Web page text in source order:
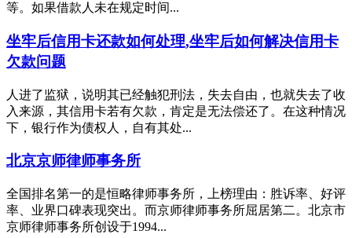
等。如果借款人未在规定时间...
坐牢后信用卡还款如何处理,坐牢后如何解决信用卡
欠款问题
人进了监狱，说明其已经触犯刑法，失去自由，也就失去了收
入来源，其信用卡若有欠款，肯定是无法偿还了。在这种情况
下，银行作为债权人，自有其处...
北京京师律师事务所
全国排名第一的是恒略律师事务所，上榜理由：胜诉率、好评
率、业界口碑表现突出。而京师律师事务所屈居第二。北京市
京师律师事务所创设于1994...